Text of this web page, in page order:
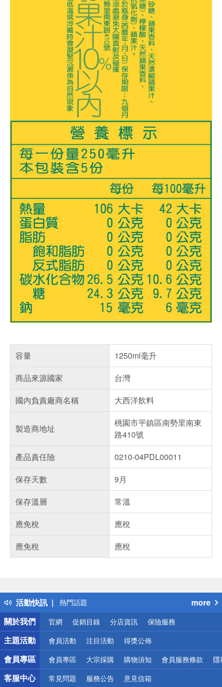
容量
1250ml毫升
商品來源國家
台灣
國內負責廠商名稱
大西洋飲料
製造商地址
桃園市平鎮區南勢里南東
路410號
產品責任險
0210-04PDL00011
保存天數
9月
保存溫層
常溫
應免稅
應稅
應免稅
應稅
活動快訊
得獎公告
熱門話題
銀行優惠
偏遠地區配送
詐騙網頁！請小心！
more
關於我們
官網 促銷目錄 分店資訊 保險服務
主題活動 會員活動 注目活動 得獎公佈
會員專區 會員專區 大宗採購 購物須知 會員服務條款 隱
客服中心 常見問題 服務公告 意見信箱